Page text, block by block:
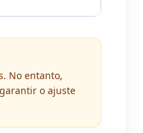
No entanto,
o ajuste